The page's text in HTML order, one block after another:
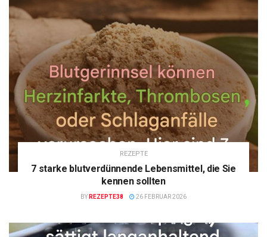
REZEPTE
7 starke blutverdünnende Lebensmittel, die Sie
kennen sollten
BY REZEPTE38 26 FEBRUAR 2026